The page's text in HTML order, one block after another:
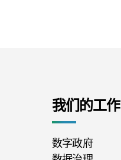
我们的工作
数字政府